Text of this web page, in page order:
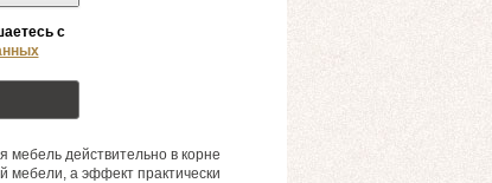
с
мебель действительно в корне
мебели, а эффект практически